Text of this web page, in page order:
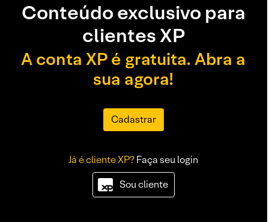
Conteúdo exclusivo para
clientes XP
A conta XP é gratuita. Abra a
sua agora!
Cadastrar
Já é cliente XP?Faça seu login
Sou cliente